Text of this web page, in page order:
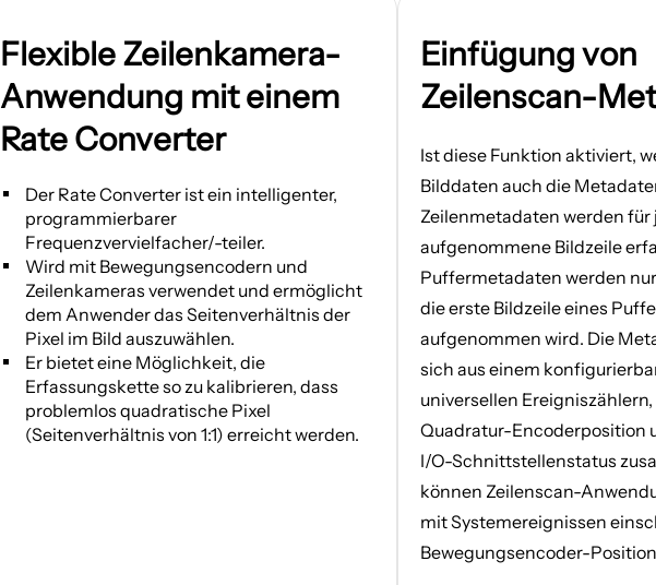
Flexible Zeilenkamera-
Anwendung mit einem
Rate Converter
Der Rate Converter ist ein intelligenter,
programmierbarer
Frequenzvervielfacher/-teiler.
Wird mit Bewegungsencodern und
Zeilenkameras verwendet und ermöglicht
dem Anwender das Seitenverhältnis der
Pixel im Bild auszuwählen.
Er bietet eine Möglichkeit, die
Erfassungskette so zu kalibrieren, dass
problemlos quadratische Pixel
(Seitenverhältnis von 1:1) erreicht werden.
Einfügung von
Zeilenscan-
Ist diese Funktion aktiviert,
Bilddaten auch die
Zeilenmetadaten werden für
aufgenommene Bildzeile
Puffermetadaten werden
die erste Bildzeile eines
aufgenommen wird. Die
sich aus einem
universellen
Quadratur-Encoderposition
I/O-Schnittstellenstatus
können Zeilenscan-
mit Systemereignissen
Bewegungsencoder-